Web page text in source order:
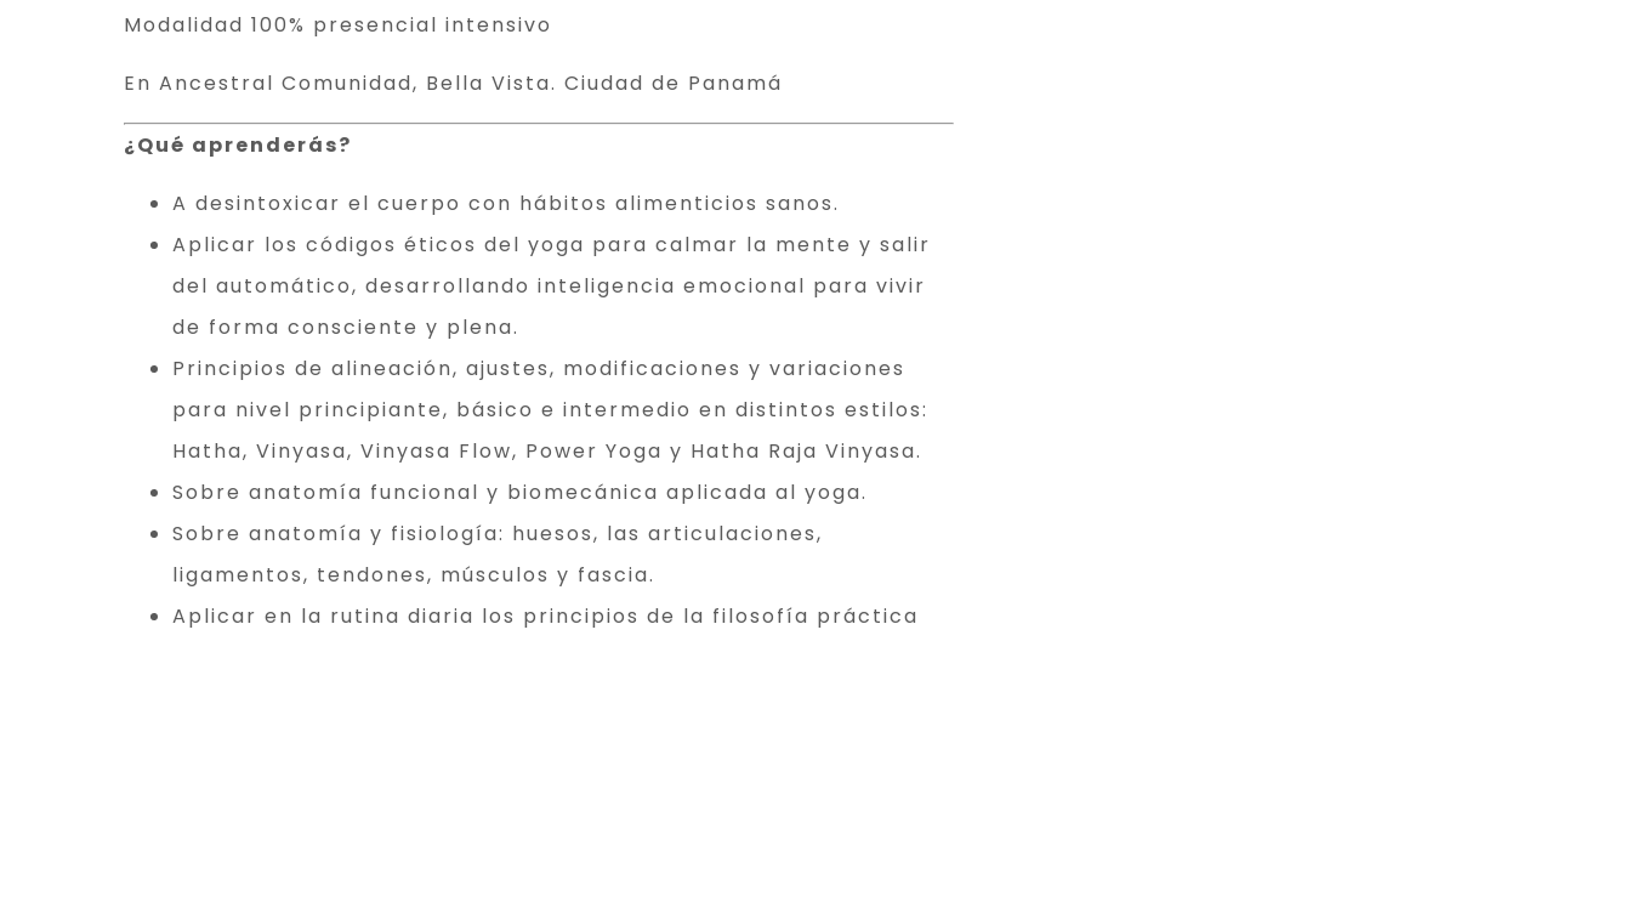
Modalidad 100% presencial intensivo
En Ancestral Comunidad, Bella Vista. Ciudad de Panamá
¿Qué aprenderás?
A desintoxicar el cuerpo con hábitos alimenticios sanos.
Aplicar los códigos éticos del yoga para calmar la mente y salir
del automático, desarrollando inteligencia emocional para vivir
de forma consciente y plena.
Principios de alineación, ajustes, modificaciones y variaciones
para nivel principiante, básico e intermedio en distintos estilos:
Hatha, Vinyasa, Vinyasa Flow, Power Yoga y Hatha Raja Vinyasa.
Sobre anatomía funcional y biomecánica aplicada al yoga.
Sobre anatomía y fisiología: huesos, las articulaciones,
ligamentos, tendones, músculos y fascia.
Aplicar en la rutina diaria los principios de la filosofía práctica